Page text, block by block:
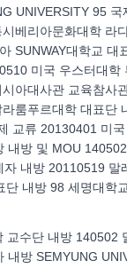
UNIVERSITY 95 국
베리아문화대학 라
SUNWAY대학교 대
미국 우스터대학
아대사관 교육참사
룸푸르대학 대표단
교류 20130401 미
내방 및 MOU
자 내방 20110519 말
단 내방 98 세명대학
교수단 내방 140502
내방 SEMYUNG